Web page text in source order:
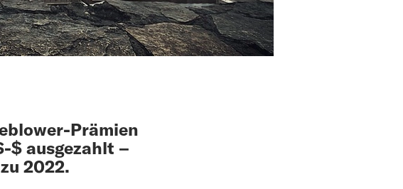
Prämien
$ ausgezahlt –
2022.